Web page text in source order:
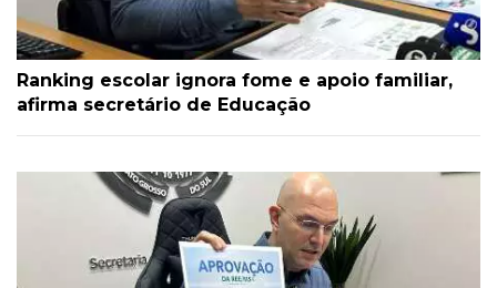
Ranking escolar ignora fome e apoio familiar,
afirma secretário de Educação